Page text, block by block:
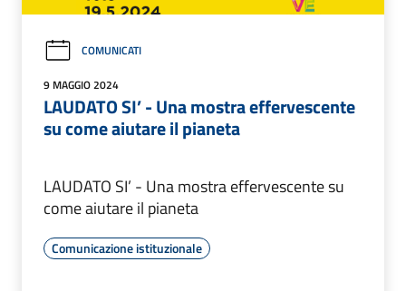
COMUNICATI
9 MAGGIO 2024
LAUDATO SI’ - Una mostra effervescente
su come aiutare il pianeta
LAUDATO SI’ - Una mostra effervescente su
come aiutare il pianeta
Comunicazione istituzionale